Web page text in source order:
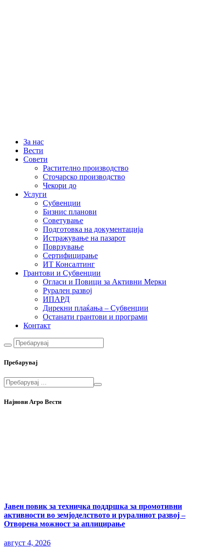
За нас
Вести
Совети
Растително производство
Сточарско производство
Чекори до
Услуги
Субвенции
Бизнис планови
Советување
Подготовка на документација
Истражување на пазарот
Поврзување
Сертифицирање
ИТ Консалтинг
Грантови и Субвенции
Огласи и Повици за Активни Мерки
Рурален развој
ИПАРД
Дирекни плаќања – Субвенции
Останати грантови и програми
Контакт
Пребарувај
Најнови Агро Вести
Јавен повик за техничка поддршка за промотивни
активности во земјоделството и руралниот развој –
Отворена можност за аплицирање
август 4, 2026